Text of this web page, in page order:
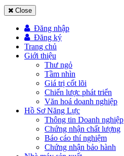
Close
Đăng nhập
Đăng ký
Trang chủ
Giới thiệu
Thư ngỏ
Tầm nhìn
Giá trị cốt lõi
Chiến lược phát triển
Văn hoá doanh nghiệp
Hồ Sơ Năng Lực
Thông tin Doanh nghiệp
Chứng nhận chất lượng
Báo cáo thí nghiệm
Chứng nhận bảo hành